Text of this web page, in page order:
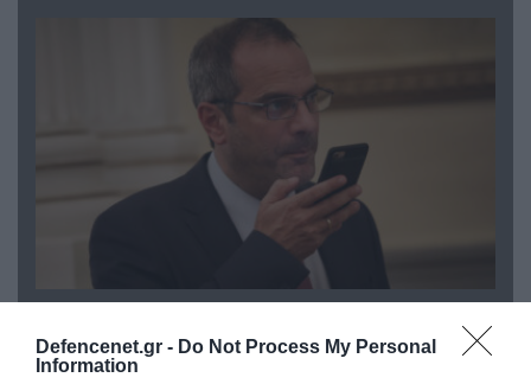
Defencenet.gr - Do Not Process My Personal
Information
07.08.2026 | 20:02
Ο Γιάννης Αλαφούζος «τέλειωσε» τον
Κωνσταντίνο Ζούλα από τον ΣΚΑΪ – Ο λόγος της